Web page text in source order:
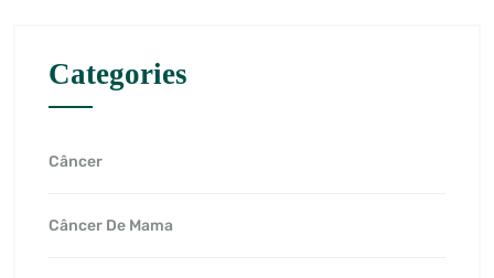
Categories
Câncer
Câncer De Mama